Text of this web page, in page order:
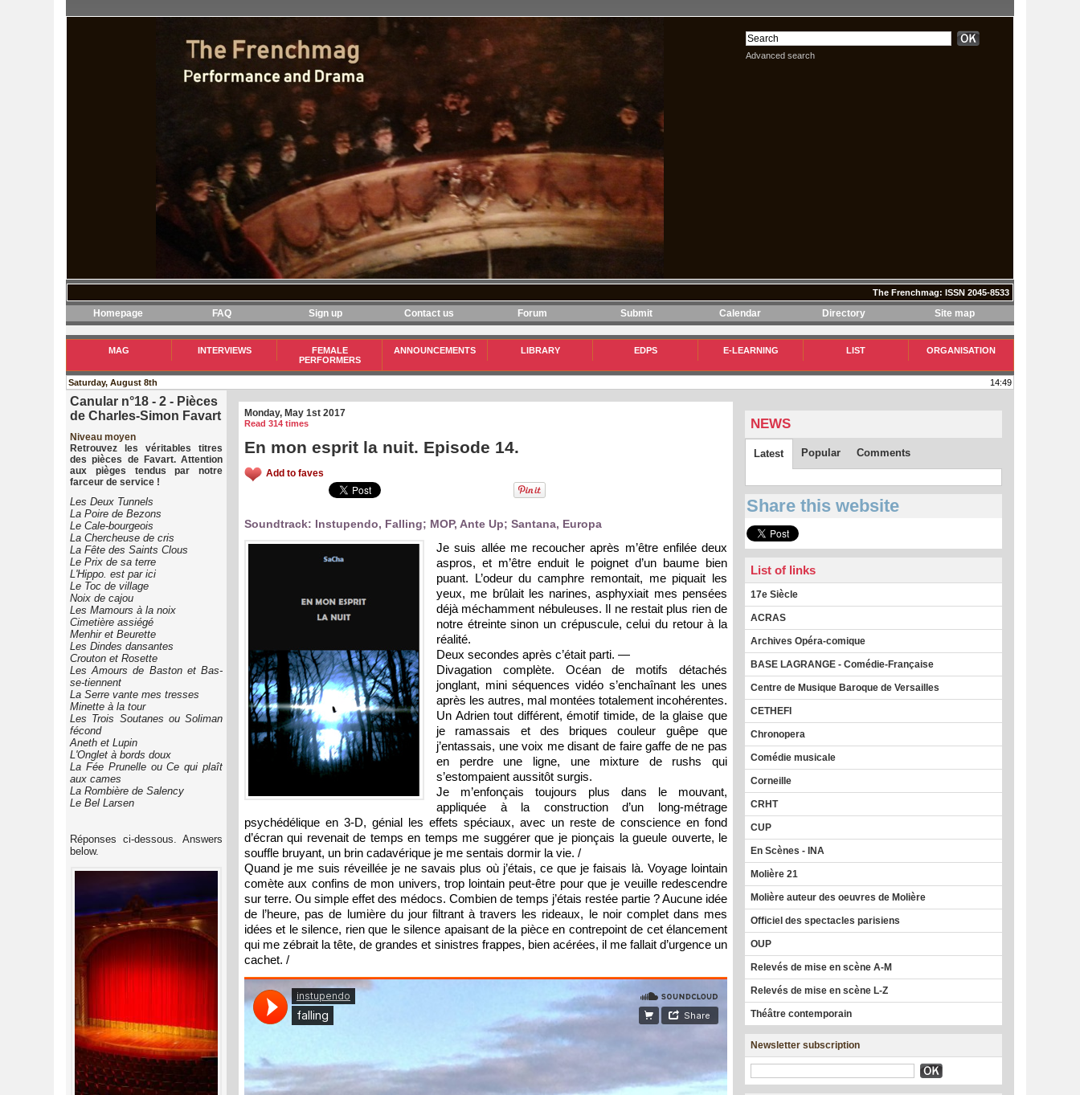
Advanced search
The Frenchmag: ISSN 2045-8533
Homepage FAQ Sign up Contact us Forum Submit Calendar Directory Site map
MAG INTERVIEWS
FEMALE
PERFORMERS
ANNOUNCEMENTS LIBRARY EDPS E-LEARNING LIST ORGANISATION
Saturday, August 8th 14:49
Canular n°18 - 2 - Pièces
de Charles-Simon Favart
Niveau moyen
Retrouvez les véritables titres
des pièces de Favart. Attention
aux pièges tendus par notre
farceur de service !
Les Deux Tunnels
La Poire de Bezons
Le Cale-bourgeois
La Chercheuse de cris
La Fête des Saints Clous
Le Prix de sa terre
L'Hippo. est par ici
Le Toc de village
Noix de cajou
Les Mamours à la noix
Cimetière assiégé
Menhir et Beurette
Les Dindes dansantes
Crouton et Rosette
Les Amours de Baston et Bas-
se-tiennent
La Serre vante mes tresses
Minette à la tour
Les Trois Soutanes ou Soliman
fécond
Aneth et Lupin
L'Onglet à bords doux
La Fée Prunelle ou Ce qui plaît
aux cames
La Rombière de Salency
Le Bel Larsen
Réponses ci-dessous. Answers
below.
Monday, May 1st 2017
Read 314 times
En mon esprit la nuit. Episode 14.
Add to faves
Soundtrack: Instupendo, Falling; MOP, Ante Up; Santana, Europa
Je suis allée me recoucher après m’être enfilée deux
aspros, et m’être enduit le poignet d’un baume bien
puant. L’odeur du camphre remontait, me piquait les
yeux, me brûlait les narines, asphyxiait mes pensées
déjà méchamment nébuleuses. Il ne restait plus rien de
notre étreinte sinon un crépuscule, celui du retour à la
réalité.
Deux secondes après c’était parti. ―
Divagation complète. Océan de motifs détachés
jonglant, mini séquences vidéo s’enchaînant les unes
après les autres, mal montées totalement incohérentes.
Un Adrien tout différent, émotif timide, de la glaise que
je ramassais et des briques couleur guêpe que
j’entassais, une voix me disant de faire gaffe de ne pas
en perdre une ligne, une mixture de rushs qui
s’estompaient aussitôt surgis.
Je m’enfonçais toujours plus dans le mouvant,
appliquée à la construction d’un long-métrage
psychédélique en 3-D, génial les effets spéciaux, avec un reste de conscience en fond
d’écran qui revenait de temps en temps me suggérer que je pionçais la gueule ouverte, le
souffle bruyant, un brin cadavérique je me sentais dormir la vie. /
Quand je me suis réveillée je ne savais plus où j’étais, ce que je faisais là. Voyage lointain
comète aux confins de mon univers, trop lointain peut-être pour que je veuille redescendre
sur terre. Ou simple effet des médocs. Combien de temps j’étais restée partie ? Aucune idée
de l’heure, pas de lumière du jour filtrant à travers les rideaux, le noir complet dans mes
idées et le silence, rien que le silence apaisant de la pièce en contrepoint de cet élancement
qui me zébrait la tête, de grandes et sinistres frappes, bien acérées, il me fallait d’urgence un
cachet. /
NEWS
Latest Popular Comments
Share this website
List of links
17e Siècle
ACRAS
Archives Opéra-comique
BASE LAGRANGE - Comédie-Française
Centre de Musique Baroque de Versailles
CETHEFI
Chronopera
Comédie musicale
Corneille
CRHT
CUP
En Scènes - INA
Molière 21
Molière auteur des oeuvres de Molière
Officiel des spectacles parisiens
OUP
Relevés de mise en scène A-M
Relevés de mise en scène L-Z
Théâtre contemporain
Newsletter subscription